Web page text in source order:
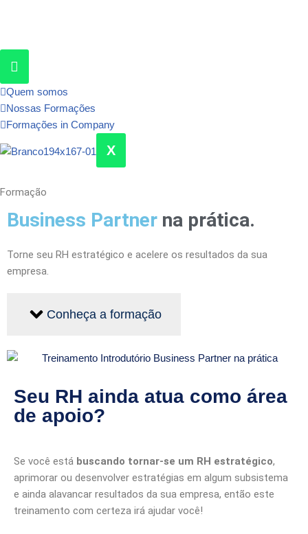
para
o
conteúdo
Quem somos
Nossas Formações
Formações in Company
X
Formação
Business Partner na prática.
Torne seu RH estratégico e acelere os resultados da sua
empresa.
Conheça a formação
Seu RH ainda atua como área
de apoio?
Se você está buscando tornar-se um RH estratégico,
aprimorar ou desenvolver estratégias em algum subsistema
e ainda alavancar resultados da sua empresa, então este
treinamento com certeza irá ajudar você!